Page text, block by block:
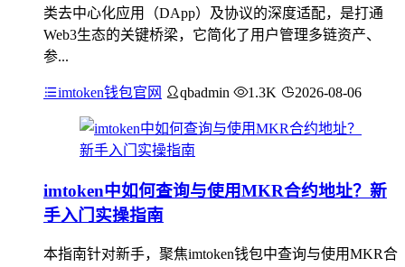
类去中心化应用（DApp）及协议的深度适配，是打通
Web3生态的关键桥梁，它简化了用户管理多链资产、
参...
imtoken钱包官网 qbadmin 1.3K 2026-08-06
imtoken中如何查询与使用MKR合约地址？新
手入门实操指南
本指南针对新手，聚焦imtoken钱包中查询与使用MKR合